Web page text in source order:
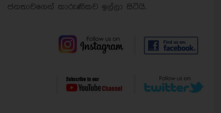
ජනතාවගෙන් කාරුණිකව ඉල්ලා සිටියි.